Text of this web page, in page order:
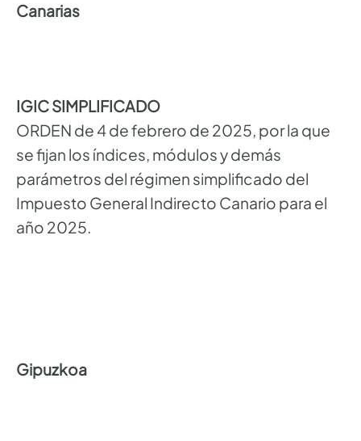
Canarias
IGIC SIMPLIFICADO
ORDEN de 4 de febrero de 2025, por la que
se fijan los índices, módulos y demás
parámetros del régimen simplificado del
Impuesto General Indirecto Canario para el
año 2025.
Gipuzkoa